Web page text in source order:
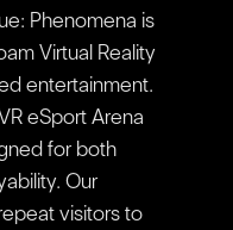
Phenomena is
Virtual Reality
entertainment.
eSport Arena
for both
Our
visitors to